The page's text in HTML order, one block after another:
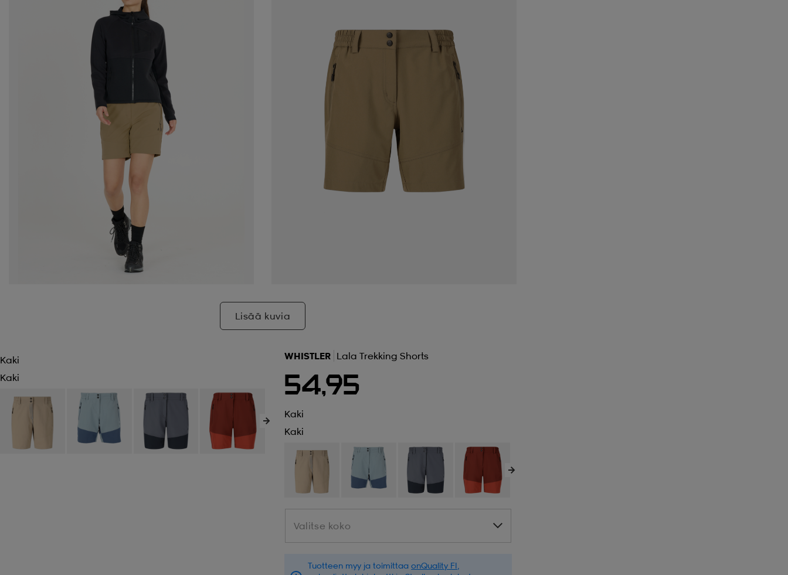
Lisää kuvia
Kaki
Kaki WHISTLER Lala Trekking Shorts
54,95
Kaki
Kaki
Valitse koko
Valitse koko
Tuotteen myy ja toimittaaonQuality FI